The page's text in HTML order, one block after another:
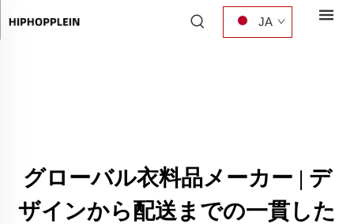
JA
グローバル衣料品メーカー | デ
ザインから配送までの一貫した